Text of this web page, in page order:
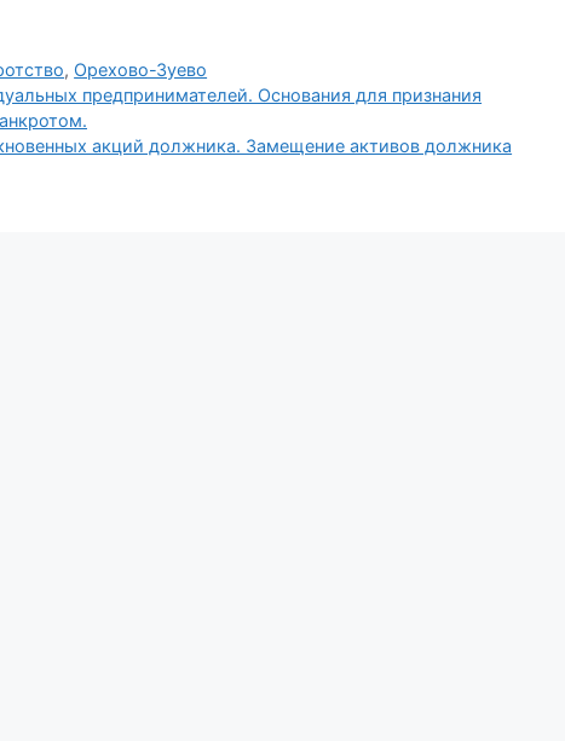
, Орехово-Зуево
предпринимателей. Основания для признания
акций должника. Замещение активов должника